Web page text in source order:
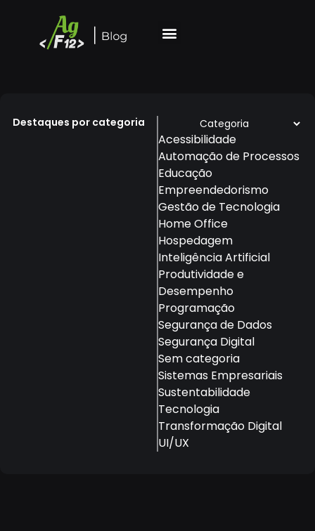
Destaques por categoria
Acessibilidade
Automação de Processos
Educação
Empreendedorismo
Gestão de Tecnologia
Home Office
Hospedagem
Inteligência Artificial
Produtividade e
Desempenho
Programação
Segurança de Dados
Segurança Digital
Sem categoria
Sistemas Empresariais
Sustentabilidade
Tecnologia
Transformação Digital
UI/UX